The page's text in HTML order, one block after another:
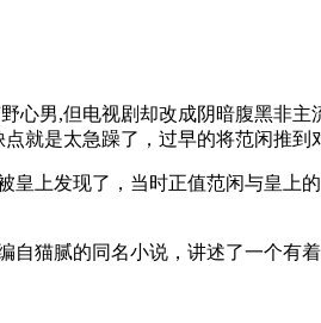
心男,但电视剧却改成阴暗腹黑非
就是太急躁了，过早的将范闲推到
上发现了，当时正值范闲与皇上
自猫腻的同名小说，讲述了一个有